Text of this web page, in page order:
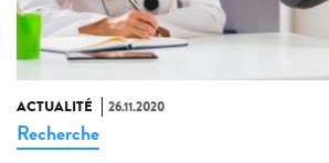
ACTUALITÉ 26.11.2020
Recherche